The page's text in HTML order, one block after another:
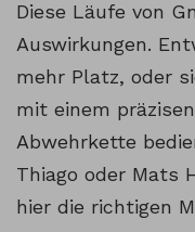
Diese Läufe von
Auswirkungen.
mehr Platz, oder
mit einem
Abwehrkette
Thiago oder Mats
hier die richtigen